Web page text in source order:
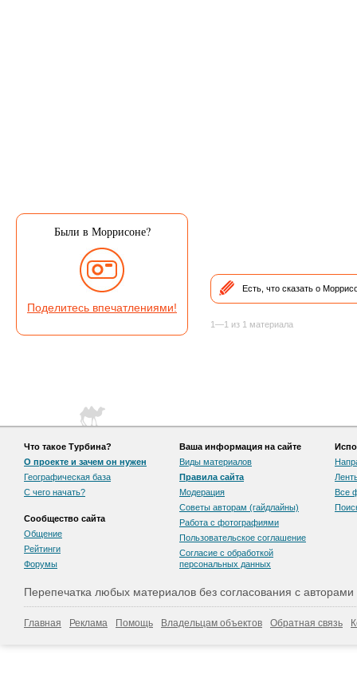
Были в Моррисоне?
Поделитесь впечатлениями!
Есть, что сказать о
1—1 из 1 материала
Что такое Турбина?
О проекте и зачем он нужен
Географическая база
С чего начать?
Сообщество сайта
Общение
Рейтинги
Форумы
Ваша информация на сайте
Виды материалов
Правила сайта
Модерация
Советы авторам (гайдлайны)
Работа с фотографиями
Пользовательскоe соглашение
Согласие с обработкой
персональных данных
Все
Перепечатка любых материалов без согласования с
Главная Реклама Помощь Владельцам объектов Обратная связь